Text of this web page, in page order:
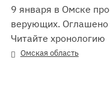
9 января в Омске
верующих. Оглашено
Читайте хронологию
Омская область